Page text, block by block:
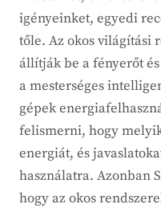
igényeinket, egyedi
tőle. Az okos világítási
állítják be a fényerőt
a mesterséges
gépek
felismerni, hogy
energiát, és
használatra. Azonban
hogy az okos